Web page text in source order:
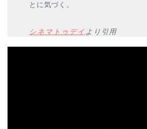
とに気づく。
シネマトゥデイ より引用